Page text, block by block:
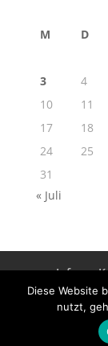
M D
3
4
10
11
17
18
24
25
31
« Juli
Info
Diese Website
nutzt,